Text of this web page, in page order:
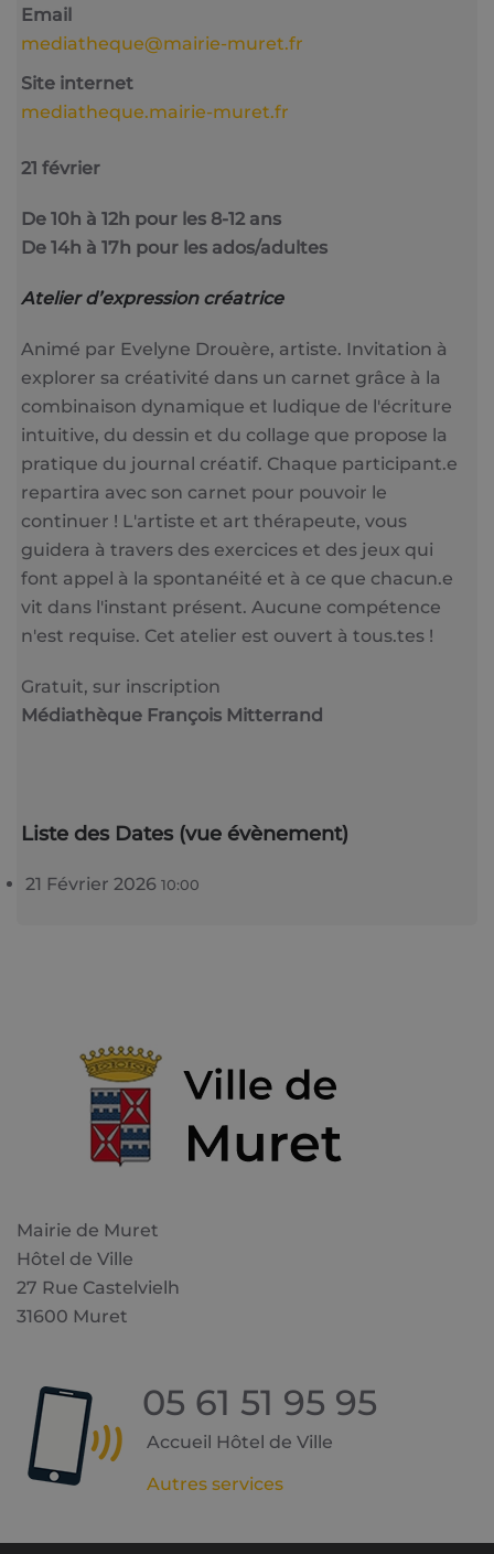
Email
mediatheque@mairie-muret.fr
Site internet
mediatheque.mairie-muret.fr
21 février
De 10h à 12h pour les 8-12 ans
De 14h à 17h pour les ados/adultes
Atelier d’expression créatrice
Animé par Evelyne Drouère, artiste. Invitation à
explorer sa créativité dans un carnet grâce à la
combinaison dynamique et ludique de l'écriture
intuitive, du dessin et du collage que propose la
pratique du journal créatif. Chaque participant.e
repartira avec son carnet pour pouvoir le
continuer ! L'artiste et art thérapeute, vous
guidera à travers des exercices et des jeux qui
font appel à la spontanéité et à ce que chacun.e
vit dans l'instant présent. Aucune compétence
n'est requise. Cet atelier est ouvert à tous.tes !
Gratuit, sur inscription
Médiathèque François Mitterrand
Liste des Dates (vue évènement)
21 Février 202610:00
Mairie de Muret
Hôtel de Ville
27 Rue Castelvielh
31600 Muret
05 61 51 95 95
Accueil Hôtel de Ville
Autres services